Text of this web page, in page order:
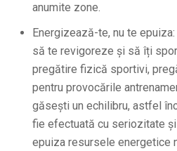
anumite zone.
Energizează-te, nu te
să te revigoreze și să îți
pregătire fizică sportivi,
pentru provocările
găsești un echilibru, astfel
fie efectuată cu seriozitate
epuiza resursele energetice